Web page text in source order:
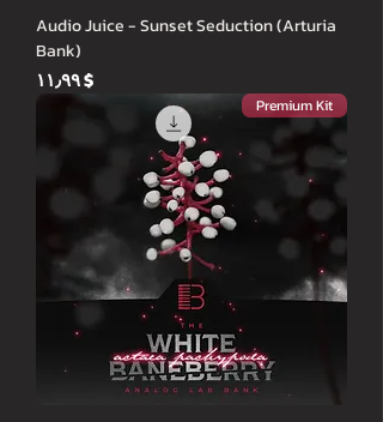
Audio Juice - Sunset Seduction (Arturia
Bank)
Price
$ ۱۱٫۹۹
Premium Kit